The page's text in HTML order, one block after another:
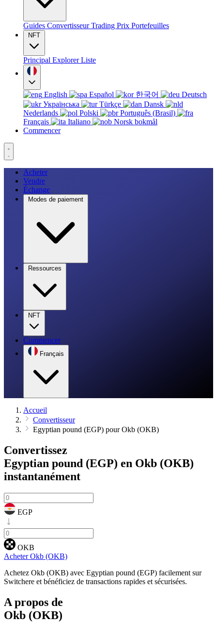
Guides ConvertisseurTrading Prix Portefeuilles
NFT
Principal ExplorerListe
English Español 한국어
Deutsch
Українська
Türkçe
Dansk
Nederlands
Polski
Português (Brasil)
Français
Italiano
Norsk bokmål
Commencer
Acheter
Vendre
Échange
Modes de paiement
Ressources
NFT
Commencer
Français
Accueil
Convertisseur
Egyptian pound (EGP) pour Okb (OKB)
Convertissez
Egyptian pound (EGP) en Okb (OKB)
instantanément
EGP
OKB
Acheter Okb (OKB)
Achetez Okb (OKB) avec Egyptian pound (EGP) facilement sur
Switchere et bénéficiez de transactions rapides et sécurisées.
A propos de
Okb (OKB)